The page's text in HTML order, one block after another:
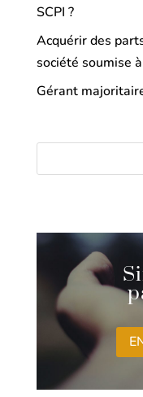
SCPI ?
Acquérir des
société soumise à
Gérant